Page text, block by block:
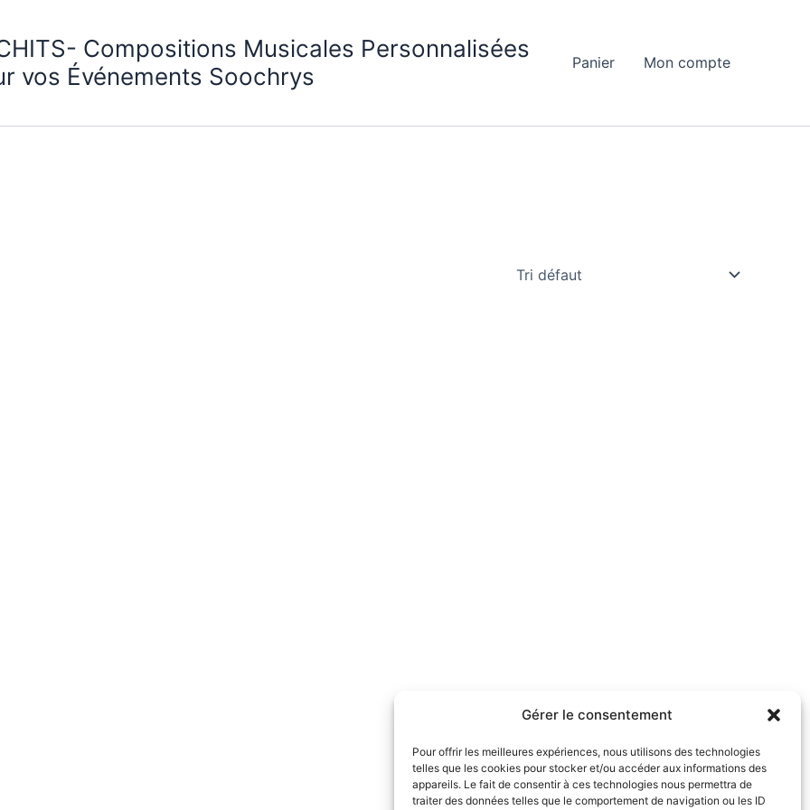
Gérer le consentement
Pour offrir les meilleures expériences, nous utilisons des technologies
telles que les cookies pour stocker et/ou accéder aux informations des
appareils. Le fait de consentir à ces technologies nous permettra de
traiter des données telles que le comportement de navigation ou les ID
Compositions Musicales Personnalisées
vos Événements Soochrys
Panier Mon compte